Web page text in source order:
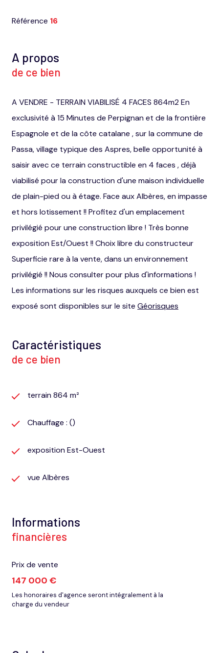
Référence 16
A propos
de ce bien
A VENDRE - TERRAIN VIABILISÉ 4 FACES 864m2 En
exclusivité à 15 Minutes de Perpignan et de la frontière
Espagnole et de la côte catalane , sur la commune de
Passa, village typique des Aspres, belle opportunité à
saisir avec ce terrain constructible en 4 faces , déjà
viabilisé pour la construction d'une maison individuelle
de plain-pied ou à étage. Face aux Albères, en impasse
et hors lotissement !! Profitez d'un emplacement
privilégié pour une construction libre ! Très bonne
exposition Est/Ouest !! Choix libre du constructeur
Superficie rare à la vente, dans un environnement
privilégié !! Nous consulter pour plus d'informations !
Les informations sur les risques auxquels ce bien est
exposé sont disponibles sur le site Géorisques
Caractéristiques
de ce bien
terrain 864 m²
Chauffage : ()
exposition Est-Ouest
vue Albères
Informations
financières
Prix de vente
147 000 €
Les honoraires d'agence seront intégralement à la
charge du vendeur